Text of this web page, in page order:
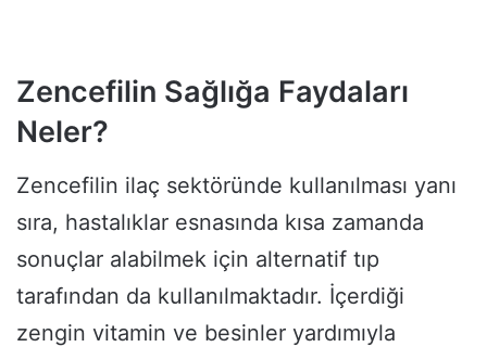
Zencefilin Sağlığa Faydaları
Neler?
Zencefilin ilaç sektöründe kullanılması yanı
sıra, hastalıklar esnasında kısa zamanda
sonuçlar alabilmek için alternatif tıp
tarafından da kullanılmaktadır. İçerdiği
zengin vitamin ve besinler yardımıyla